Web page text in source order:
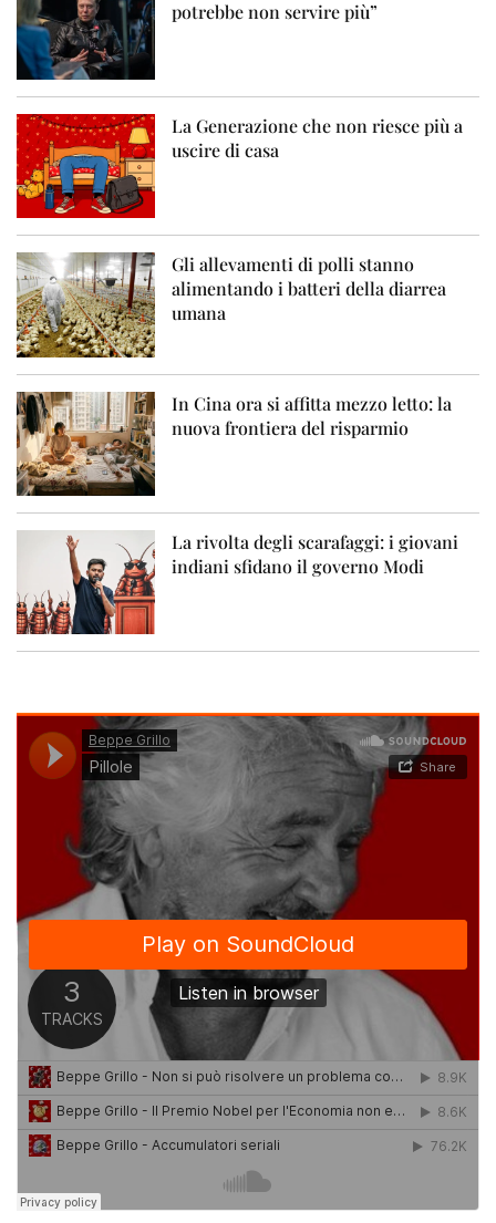
potrebbe non servire più”
La Generazione che non riesce più a
uscire di casa
Gli allevamenti di polli stanno
alimentando i batteri della diarrea
umana
In Cina ora si affitta mezzo letto: la
nuova frontiera del risparmio
La rivolta degli scarafaggi: i giovani
indiani sfidano il governo Modi